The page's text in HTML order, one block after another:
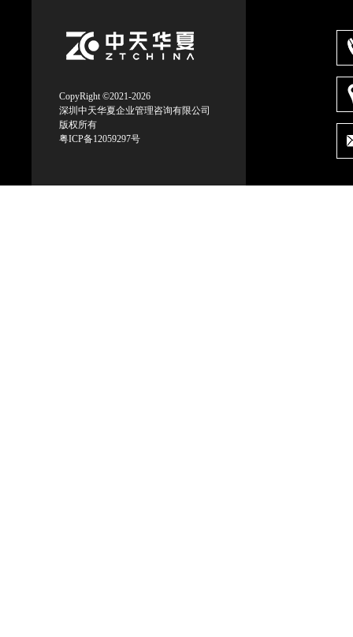
CopyRight ©2021-2026
深圳中天华夏企业管理咨询有限公司
版权所有
粤ICP备12059297号